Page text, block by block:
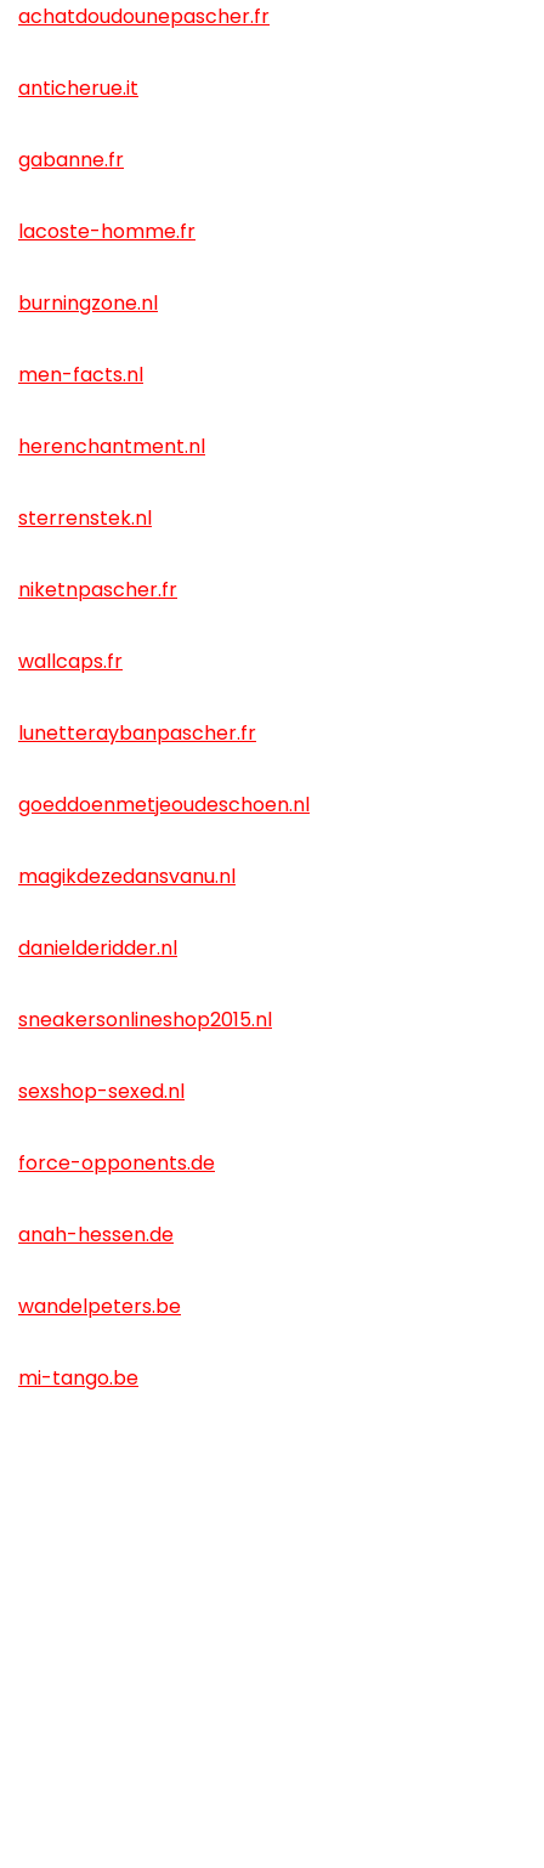
achatdoudounepascher.fr
anticherue.it
gabanne.fr
lacoste-homme.fr
burningzone.nl
men-facts.nl
herenchantment.nl
sterrenstek.nl
niketnpascher.fr
wallcaps.fr
lunetteraybanpascher.fr
goeddoenmetjeoudeschoen.nl
magikdezedansvanu.nl
danielderidder.nl
sneakersonlineshop2015.nl
sexshop-sexed.nl
force-opponents.de
anah-hessen.de
wandelpeters.be
mi-tango.be